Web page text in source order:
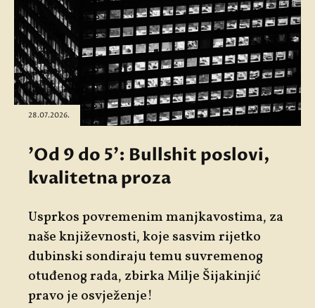
28.07.2026.
'Od 9 do 5': Bullshit poslovi,
kvalitetna proza
Usprkos povremenim manjkavostima, za
naše književnosti, koje sasvim rijetko
dubinski sondiraju temu suvremenog
otuđenog rada, zbirka Milje Šijakinjić
pravo je osvježenje!